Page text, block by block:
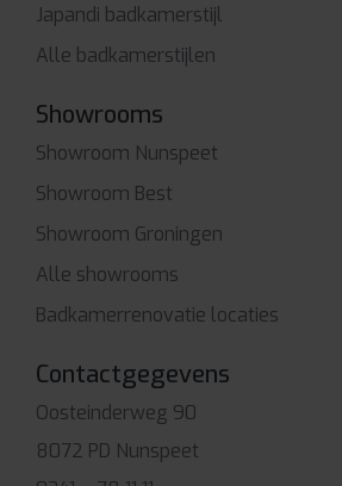
Japandi badkamerstijl
Alle badkamerstijlen
Showrooms
Showroom Nunspeet
Showroom Best
Showroom Groningen
Alle showrooms
Badkamerrenovatie locaties
Contactgegevens
Oosteinderweg 90
8072 PD Nunspeet